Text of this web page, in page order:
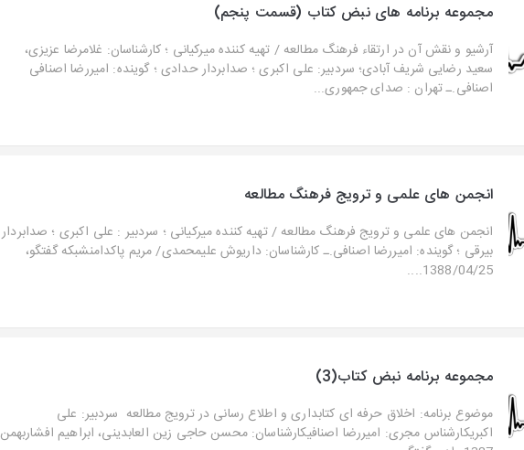
مجموعه برنامه های نبض کتاب (قسمت پنجم)
آرشیو و نقش آن در ارتقاء فرهنگ مطالعه / تهیه کننده میرکیانی ؛ کارشناسان: غلامرضا عزیزی،
سعید رضایی شریف آبادی؛ سردبیر: علی اکبری ؛ صدابردار حدادی ؛ گوینده: امیررضا اصنافی
اصنافی.ـ تهران : صدای جمهوری...
انجمن های علمی و ترویج فرهنگ مطالعه
انجمن های علمی و ترویج فرهنگ مطالعه / تهیه کننده میرکیانی ؛ سردبیر : علی اکبری ؛ صدابردار
بیرقی ؛ گوینده: امیررضا اصنافی.ـ کارشناسان: داریوش علیمحمدی/ مریم پاکدامنشبکه گفتگو،
مجموعه برنامه نبض کتاب(3)
موضوع برنامه: اخلاق حرفه ای کتابداری و اطلاع رسانی در ترویج مطالعه سردبیر: علی
اکبریکارشناس مجری: امیررضا اصنافیکارشناسان: محسن حاجی زین العابدینی، ابراهیم افشاربهمن